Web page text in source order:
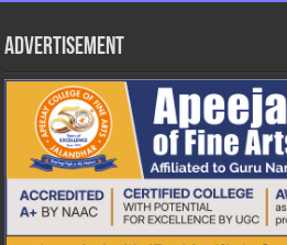
Advertisement